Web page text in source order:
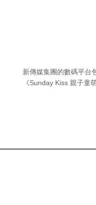
新傳媒集團的數碼平台
《Sunday Kiss 親子童萌